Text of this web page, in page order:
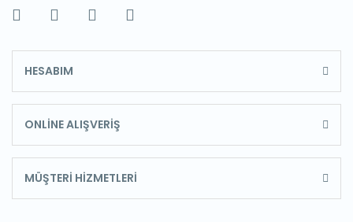
HESABIM
ONLİNE ALIŞVERİŞ
MÜŞTERİ HİZMETLERİ